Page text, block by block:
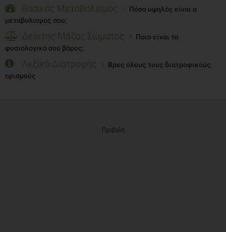
Βασικός Μεταβολισμός
Πόσο υψηλός είναι ο
μεταβολισμός σου;
Δείκτης Μάζας Σώματος
Ποιο είναι το
φυσιολογικό σου βάρος;
Λεξικό Διατροφής
Βρες όλους τους διατροφικούς
ορισμούς
Προβολή